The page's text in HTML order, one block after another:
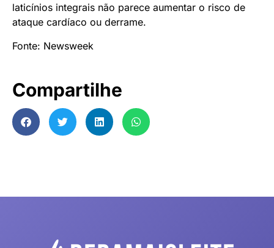
laticínios integrais não parece aumentar o risco de
ataque cardíaco ou derrame.
Fonte: Newsweek
Compartilhe